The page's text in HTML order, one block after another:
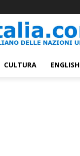
CULTURA ENGLISH